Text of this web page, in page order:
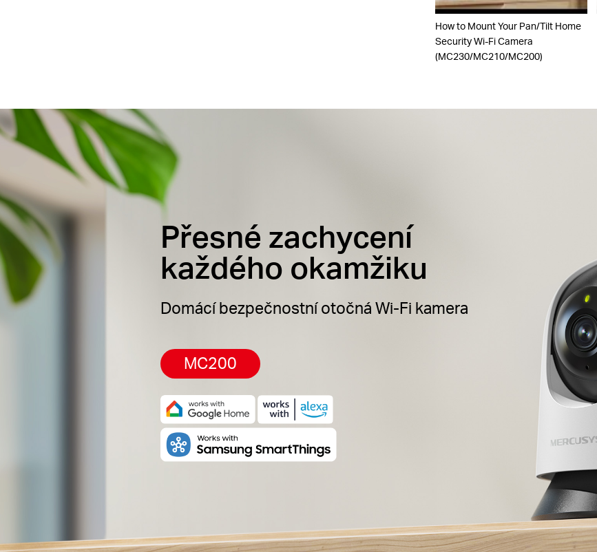
How to Mount Your Pan/Tilt Home
Security Wi-Fi Camera
(MC230/MC210/MC200)
Přesné zachycení
každého okamžiku
Domácí bezpečnostní otočná Wi-Fi kamera
MC200